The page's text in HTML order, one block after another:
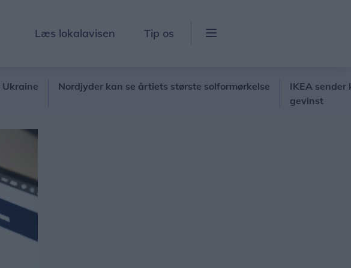
Læs lokalavisen Tip os
Nordjyder kan se årtiets største solformørkelse
IKEA sender kunder